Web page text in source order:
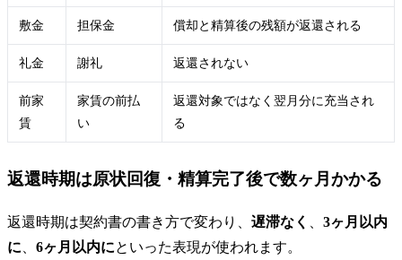
敷金 担保金 償却と精算後の残額が返還される
礼金 謝礼 返還されない
前家
賃
家賃の前払
い
返還対象ではなく翌月分に充当され
る
返還時期は原状回復・精算完了後で数ヶ月かかる
返還時期は契約書の書き方で変わり、 遅滞なく 、 3ヶ月以内
に、 6ヶ月以内にといった表現が使われます。